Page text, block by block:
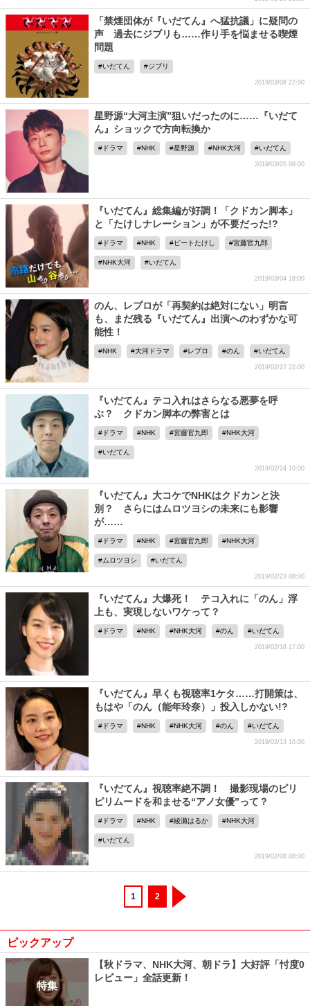
「禁煙団体が『いだてん』へ猛抗議」に疑問の
声 過去にジブリも……作り手を悩ませる喫煙
問題
いだてん ジブリ
2019/03/08 22:00
星野源“大河主演”狙いだったのに……『いだて
ん』ショックで方向転換か
ドラマ NHK 星野源 NHK大河 いだてん
2019/03/05 08:00
『いだてん』総集編が好調！「クドカン脚本」
と「たけしナレーション」が不要だった!?
ドラマ NHK ビートたけし 宮藤官九郎
NHK大河 いだてん
2019/03/04 18:00
のん、レプロが「再契約は絶対にない」明言
も、まだ残る『いだてん』出演へのわずかな可
能性！
NHK 大河ドラマ レプロ のん いだてん
2019/02/27 22:00
『いだてん』テコ入れはさらなる悪夢を呼
ぶ？ クドカン脚本の弊害とは
ドラマ NHK 宮藤官九郎 NHK大河
いだてん
2019/02/24 10:00
『いだてん』大コケでNHKはクドカンと決
別？ さらにはムロツヨシの未来にも影響
が……
ドラマ NHK 宮藤官九郎 NHK大河
ムロツヨシ いだてん
2019/02/23 08:00
『いだてん』大爆死！ テコ入れに「のん」浮
上も、実現しないワケって？
ドラマ NHK NHK大河 のん いだてん
2019/02/18 17:00
『いだてん』早くも視聴率1ケタ……打開策は、
もはや「のん（能年玲奈）」投入しかない!?
ドラマ NHK NHK大河 のん いだてん
2019/02/13 16:00
『いだてん』視聴率絶不調！ 撮影現場のピリ
ピリムードを和ませる“アノ女優”って？
ドラマ NHK 綾瀬はるか NHK大河
いだてん
2019/02/08 08:00
1 2
ピックアップ
特集
【秋ドラマ、NHK大河、朝ドラ】大好評「忖度0
レビュー」全話更新！